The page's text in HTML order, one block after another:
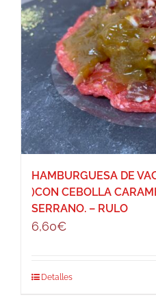
HAMBURGUESA DE
)CON CEBOLLA
SERRANO. – RULO
6,60€
Detalles